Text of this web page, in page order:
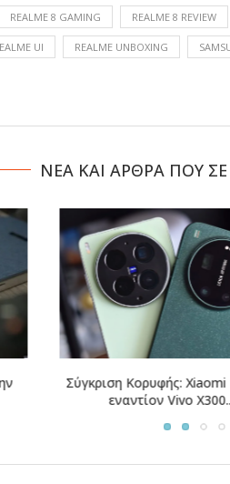
REALME 8 GAMING REALME 8 REVIEW
UI REALME UNBOXING
NΕΑ ΚΑΙ ΑΡΘΡΑ ΠΟΥ
17 Ultra
Vivo X300 Ultra Review:
της